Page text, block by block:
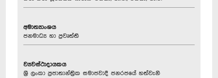
අමාත්‍යාංශය
ජනමාධ්‍ය හා ප්‍රවෘත්ති
ව්‍යවස්ථාදායකය
ශ්‍රී ලංකා ප්‍රජාතාන්ත්‍රික සමාජවාදී ජනරජයේ හත්වැනි